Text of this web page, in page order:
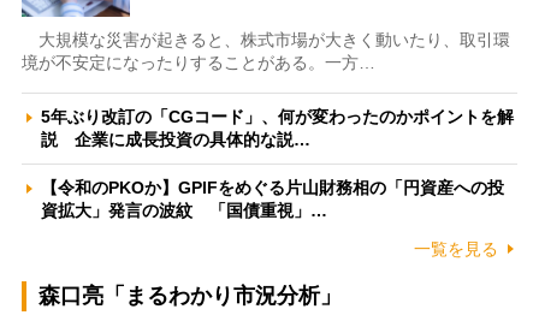
大規模な災害が起きると、株式市場が大きく動いたり、取引環
境が不安定になったりすることがある。一方…
5年ぶり改訂の「CGコード」、何が変わったのかポイントを解
説 企業に成長投資の具体的な説…
【令和のPKOか】GPIFをめぐる片山財務相の「円資産への投
資拡大」発言の波紋 「国債重視」…
一覧を見る
森口亮「まるわかり市況分析」